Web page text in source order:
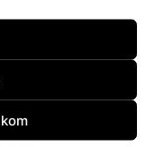
orkestar HRT-
u Kravarskom u
Potočnika
koncert
orkestra HRT-a u